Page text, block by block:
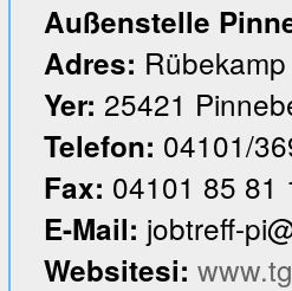
Außenstelle
Adres:
Yer: 25421
Telefon: 04101/
Fax: 04101 85 81
E-Mail: jobtreff-
Websitesi: